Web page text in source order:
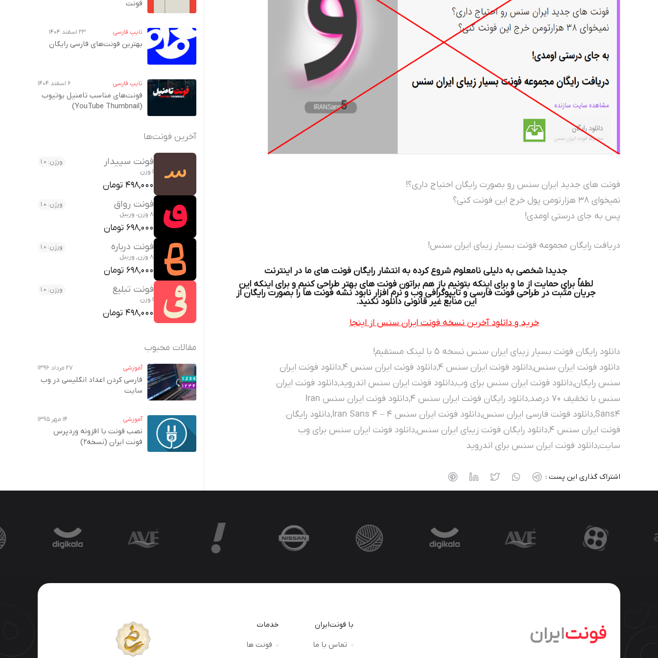
فونت های جدید ایران سنس رو بصورت رایگان احتیاج داری؟!
نمیخوای ۳۸ هزارتومن پول خرج این فونت کنی؟
پس به جای درستی اومدی!
دریافت رایگان مجموعه فونت بسیار زیبای ایران سنس!
جدیدا شخصی به دلیلی نامعلوم شروع کرده به انتشار رایگان فونت های ما در اینترنت
لطفاً برای حمایت از ما و برای اینکه بتونیم باز هم براتون فونت های بهتر طراحی کنیم و برای اینکه این
جریان مثبت در طراحی فونت فارسی و تایپوگرافی وب و نرم افزار نابود نشه فونت ها را بصورت رایگان از
این منابع غیر قانونی دانلود نکنید.
خرید و دانلود آخرین نسخه فونت ایران سنس از اینجا
دانلود رایگان فونت بسیار زیبای ایران سنس نسخه 5 با لینک مستقیم!
دانلود فونت ایران سنس,دانلود فونت ایران سنس 4,دانلود فونت ایران سنس ۴,دانلود فونت ایران
سنس رایگان,دانلود فونت ایران سنس برای وب,دانلود فونت ایران سنس اندروید,دانلود فونت ایران
سنس با تخقیف 70 درصد,دانلود رایگان فونت ایران سنس 4,دانلود فونت ایران سنس Iran
Sans4,دانلود فونت فارسی ایران سنس,دانلود فونت ایران سنس ۴ – Iran Sans 4,دانلود رایگان
فونت ایران سنس ۴,دانلود رایگان فونت زیبای ایران سنس,دانلود فونت ایران سنس برای وب
سایت,دانلود فونت ایران سنس برای اندروید
اشتراک گذاری این پست :
فونت
تایپ فارسی ۲۳ اسفند ۱۴۰۴
بهترین فونت‌های فارسی رایگان
تایپ فارسی ۶ اسفند ۱۴۰۴
فونت‌های مناسب تامنیل یوتیوب
(YouTube Thumbnail)
آخرین فونت‌ها
فونت سپیدار
ورژن: 1.0
1 وزن
498,000 تومان
فونت رواق
ورژن: 1.0
8 وزن، وریبل
698,000 تومان
فونت درباره
ورژن: 1.0
8 وزن, وریبل
698,000 تومان
فونت تبلیغ
ورژن: 1.0
1 وزن
498,000 تومان
مقالات محبوب
آموزشی ۲۷ مرداد ۱۳۹۶
فارسی کردن اعداد انگلیسی در وب‌
سایت
آموزشی ۱۴ مهر ۱۳۹۵
نصب فونت با افزونه وردپرس
فونت ایران (نسخه2)
با فونت‌ایران
تماس با ما
خدمات
فونت ها